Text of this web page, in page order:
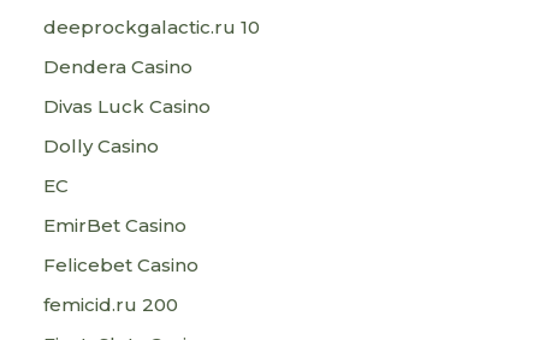
deeprockgalactic.ru 10
Dendera Casino
Divas Luck Casino
Dolly Casino
EC
EmirBet Casino
Felicebet Casino
femicid.ru 200